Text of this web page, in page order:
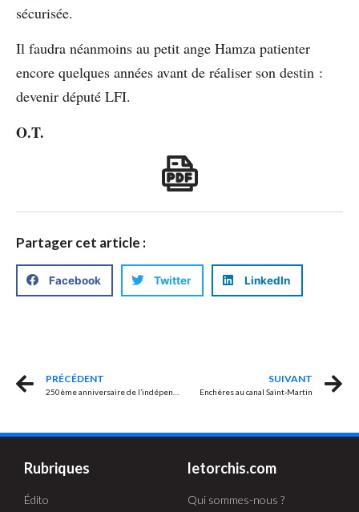
sécurisée.
Il faudra néanmoins au petit ange Hamza patienter
encore quelques années avant de réaliser son destin :
devenir député LFI.
O.T.
Partager cet article :
Facebook Twitter LinkedIn
PRÉCÉDENT SUIVANT
Enchères au canal Saint-Martin
Rubriques
Édito
letorchis.com
Qui sommes-nous ?